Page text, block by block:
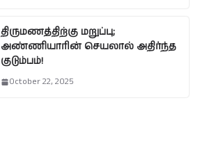
திருமணத்திற்கு மறுப்பு;
அண்ணியாரின் செயலால் அதிர்ந்த
குடும்பம்!
October 22, 2025